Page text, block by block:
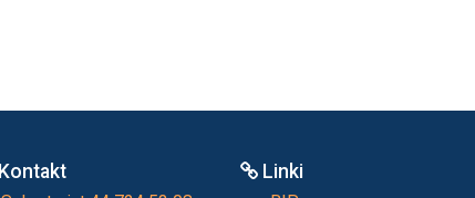
Kontakt Linki